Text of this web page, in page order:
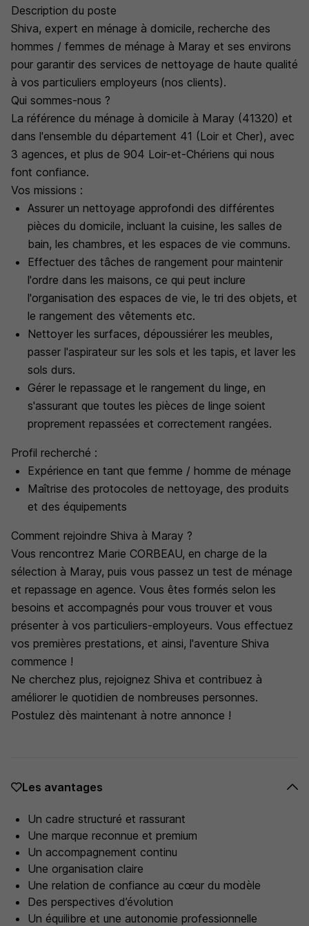
Description du poste
Shiva, expert en ménage à domicile, recherche des
hommes / femmes de ménage à Maray et ses environs
pour garantir des services de nettoyage de haute qualité
à vos particuliers employeurs (nos clients).
Qui sommes-nous ?
La référence du ménage à domicile à Maray (41320) et
dans l'ensemble du département 41 (Loir et Cher), avec
3 agences, et plus de 904 Loir-et-Chériens qui nous
font confiance.
Vos missions :
Assurer un nettoyage approfondi des différentes
pièces du domicile, incluant la cuisine, les salles de
bain, les chambres, et les espaces de vie communs.
Effectuer des tâches de rangement pour maintenir
l'ordre dans les maisons, ce qui peut inclure
l'organisation des espaces de vie, le tri des objets, et
le rangement des vêtements etc.
Nettoyer les surfaces, dépoussiérer les meubles,
passer l'aspirateur sur les sols et les tapis, et laver les
sols durs.
Gérer le repassage et le rangement du linge, en
s'assurant que toutes les pièces de linge soient
proprement repassées et correctement rangées.
Profil recherché :
Expérience en tant que femme / homme de ménage
Maîtrise des protocoles de nettoyage, des produits
et des équipements
Comment rejoindre Shiva à Maray ?
Vous rencontrez Marie CORBEAU, en charge de la
sélection à Maray, puis vous passez un test de ménage
et repassage en agence. Vous êtes formés selon les
besoins et accompagnés pour vous trouver et vous
présenter à vos particuliers-employeurs. Vous effectuez
vos premières prestations, et ainsi, l'aventure Shiva
commence !
Ne cherchez plus, rejoignez Shiva et contribuez à
améliorer le quotidien de nombreuses personnes.
Postulez dès maintenant à notre annonce !
Les avantages
Un cadre structuré et rassurant
Une marque reconnue et premium
Un accompagnement continu
Une organisation claire
Une relation de confiance au cœur du modèle
Des perspectives d’évolution
Un équilibre et une autonomie professionnelle